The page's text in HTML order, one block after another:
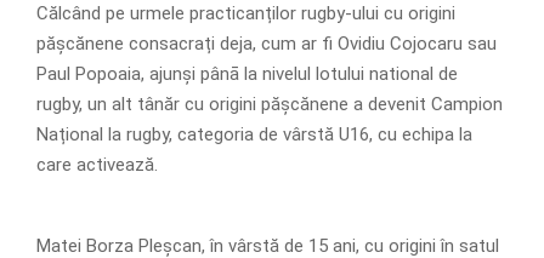
Călcând pe urmele practicanților rugby-ului cu origini
pășcănene consacrați deja, cum ar fi Ovidiu Cojocaru sau
Paul Popoaia, ajunși pânā la nivelul lotului national de
rugby, un alt tânăr cu origini pășcănene a devenit Campion
Național la rugby, categoria de vârstă U16, cu echipa la
care activează.
Matei Borza Pleșcan, în vârstă de 15 ani, cu origini în satul